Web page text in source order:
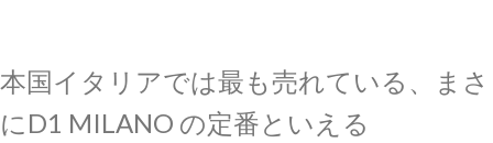
本国イタリアでは最も売れている、まさ
に D1 MILANO の定番といえる